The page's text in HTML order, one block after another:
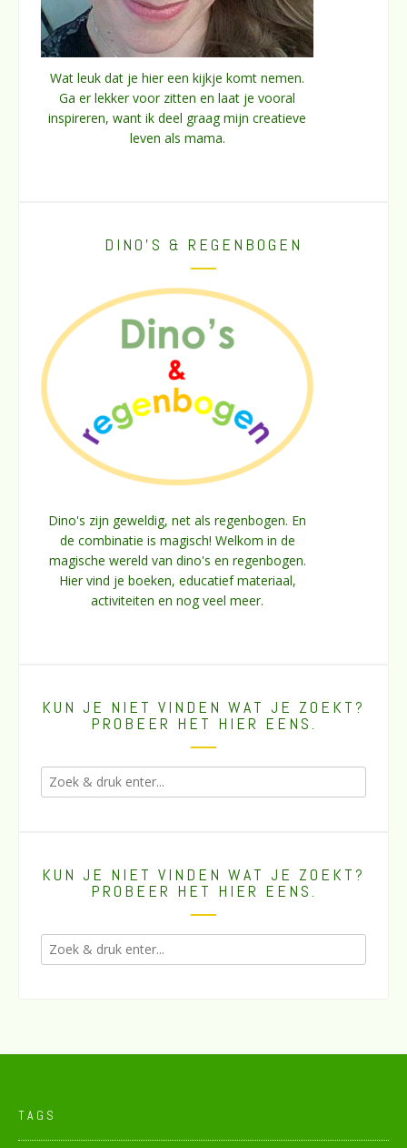
Wat leuk dat je hier een kijkje komt nemen.
Ga er lekker voor zitten en laat je vooral
inspireren, want ik deel graag mijn creatieve
leven als mama.
DINO’S & REGENBOGEN
Dino's zijn geweldig, net als regenbogen. En
de combinatie is magisch! Welkom in de
magische wereld van dino's en regenbogen.
Hier vind je boeken, educatief materiaal,
activiteiten en nog veel meer.
KUN JE NIET VINDEN WAT JE ZOEKT?
PROBEER HET HIER EENS.
KUN JE NIET VINDEN WAT JE ZOEKT?
PROBEER HET HIER EENS.
TAGS